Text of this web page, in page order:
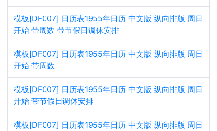
模板[DF007] 日历表1955年日历 中文版 纵向排版 周日
开始 带周数 带节假日调休安排
模板[DF007] 日历表1955年日历 中文版 纵向排版 周日
开始 带周数
模板[DF007] 日历表1955年日历 中文版 纵向排版 周日
开始 带节假日调休安排
模板[DF007] 日历表1955年日历 中文版 纵向排版 周日